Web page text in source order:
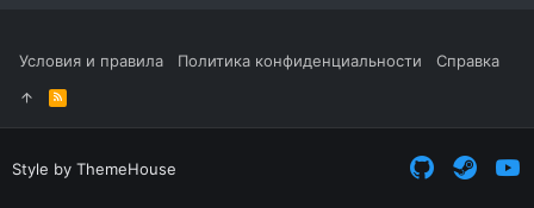
Условия и правила Политика конфиденциальности Справка
R
S
S
Style by ThemeHouse